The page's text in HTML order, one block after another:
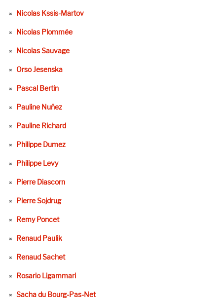
Nicolas Kssis-Martov
Nicolas Plommée
Nicolas Sauvage
Orso Jesenska
Pascal Bertin
Pauline Nuñez
Pauline Richard
Philippe Dumez
Philippe Levy
Pierre Diascorn
Pierre Sojdrug
Remy Poncet
Renaud Paulik
Renaud Sachet
Rosario Ligammari
Sacha du Bourg-Pas-Net